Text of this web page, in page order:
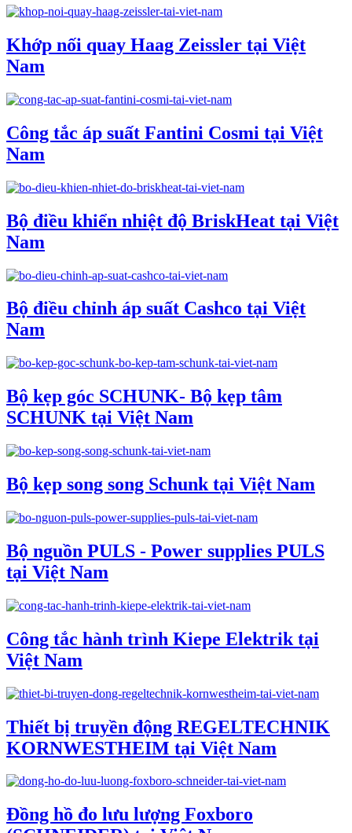
Khớp nối quay Haag Zeissler tại Việt
Nam
Công tắc áp suất Fantini Cosmi tại Việt
Nam
Bộ điều khiển nhiệt độ BriskHeat tại Việt
Nam
Bộ điều chỉnh áp suất Cashco tại Việt
Nam
Bộ kẹp góc SCHUNK- Bộ kẹp tâm
SCHUNK tại Việt Nam
Bộ kẹp song song Schunk tại Việt Nam
Bộ nguồn PULS - Power supplies PULS
tại Việt Nam
Công tắc hành trình Kiepe Elektrik tại
Việt Nam
Thiết bị truyền động REGELTECHNIK
KORNWESTHEIM tại Việt Nam
Đồng hồ đo lưu lượng Foxboro